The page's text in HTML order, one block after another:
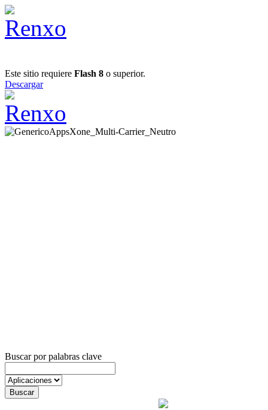
Este sitio requiere Flash 8 o superior.
Descargar
Buscar por palabras clave